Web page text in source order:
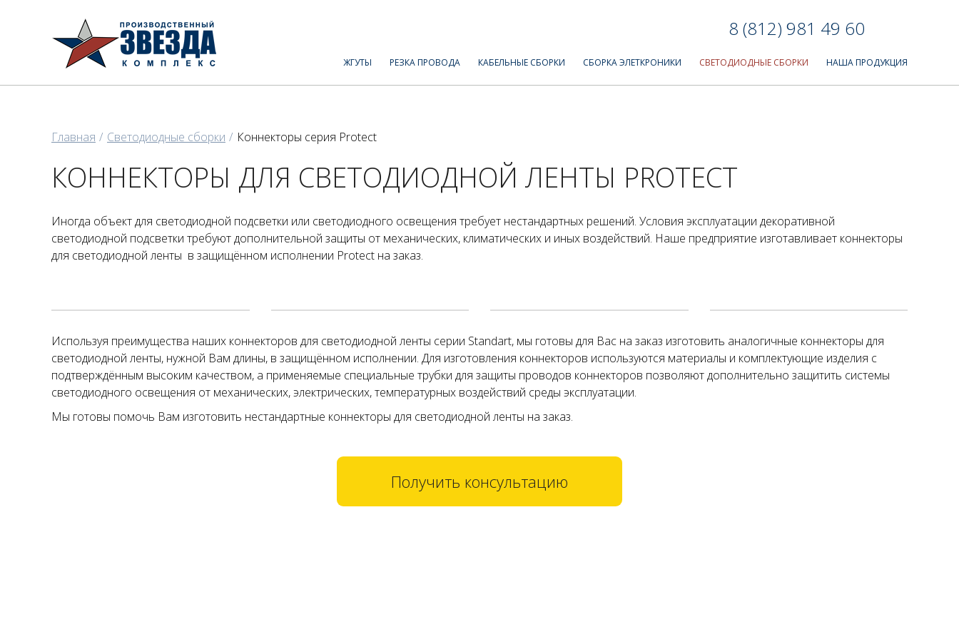
8 (812) 981 49 60
ЖГУТЫ РЕЗКА ПРОВОДА КАБЕЛЬНЫЕ СБОРКИ СБОРКА ЭЛЕТКРОНИКИ СВЕТОДИОДНЫЕ СБОРКИ НАША ПРОДУКЦИЯ
Главная Светодиодные сборки Коннекторы серия Protect
КОННЕКТОРЫ ДЛЯ СВЕТОДИОДНОЙ ЛЕНТЫ PROTECT
Иногда объект для светодиодной подсветки или светодиодного освещения требует нестандартных решений. Условия эксплуатации декоративной
светодиодной подсветки требуют дополнительной защиты от механических, климатических и иных воздействий. Наше предприятие изготавливает коннекторы
для светодиодной ленты в защищённом исполнении Protect на заказ.
Используя преимущества наших коннекторов для светодиодной ленты серии Standart, мы готовы для Вас на заказ изготовить аналогичные коннекторы для
светодиодной ленты, нужной Вам длины, в защищённом исполнении. Для изготовления коннекторов используются материалы и комплектующие изделия с
подтверждённым высоким качеством, а применяемые специальные трубки для защиты проводов коннекторов позволяют дополнительно защитить системы
светодиодного освещения от механических, электрических, температурных воздействий среды эксплуатации.
Мы готовы помочь Вам изготовить нестандартные коннекторы для светодиодной ленты на заказ.
Получить консультацию